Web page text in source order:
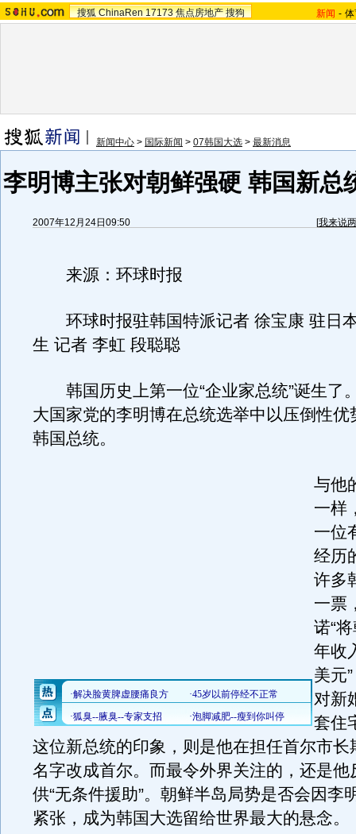
搜狐 ChinaRen 17173 焦点房地产 搜狗 新闻 -
新闻中心 > 国际新闻 > 07韩国大选 > 最新消息
李明博主张对朝鲜强硬 韩国新总
2007年12月24日09:50 [我来说
来源：环球时报
环球时报驻韩国特派记者 徐宝康 驻日
生 记者 李虹 段聪聪
韩国历史上第一位“企业家总统”诞生了
大国家党的李明博在总统选举中以压倒性优
韩国总统。
与他
一样
一位
经历
许多
一票
诺“
年收
美元
对新
套住
这位新总统的印象，则是他在担任首尔市长
名字改成首尔。而最令外界关注的，还是他
供“无条件援助”。朝鲜半岛局势是否会因李
紧张，成为韩国大选留给世界最大的悬念。